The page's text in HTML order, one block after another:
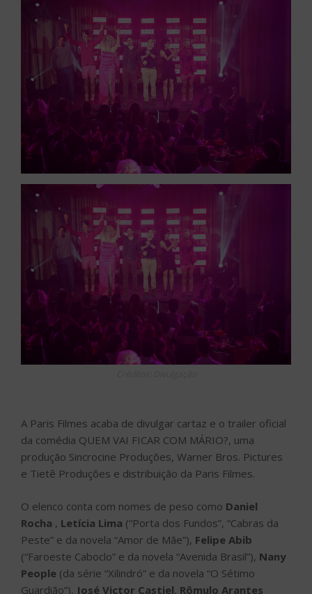
Créditos: Divulgação
A Paris Filmes acaba de divulgar cartaz e o trailer oficial
da comédia QUEM VAI FICAR COM MÁRIO?, uma
produção Sincrocine Produções, Warner Bros. Pictures
e Tietê Produções e distribuição da Paris Filmes.
O elenco conta com nomes de peso como
Daniel
People (da série “Xilindró” e da novela “O Sétimo
Guardião”), José Victor Castiel,Rômulo Arantes
Neto,Elisa Pinheiro,Marcos Breda,Amélia
Bittencourt,Victor Maia,Nando Brandão,Nicole
Farofeiros” e da novela “Êta Mundo Bom!”).
Na trama vamos conhecer a história de Mário (Daniel
Rocha), um rapaz de 30 anos que resolve finalmente
visitar sua família e contar para seu pai António (José